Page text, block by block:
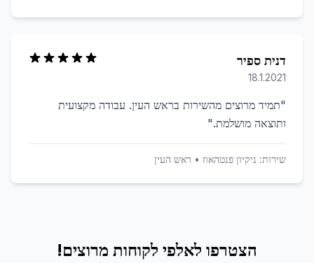
דנית ספיר
18.1.2021
"תמיד מרוצים מהשירות בראש העין. עבודה מקצועית
ותוצאה מושלמת."
שירות: ניקיון פנטהאוז • ראש העין
הצטרפו לאלפי לקוחות מרוצים!